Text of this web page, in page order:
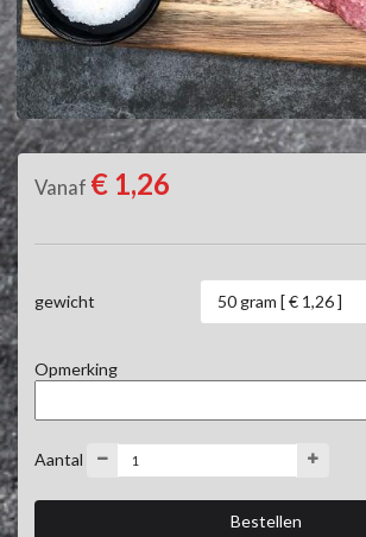
Vanaf € 1,26
gewicht 50 gram [ € 1,26 ]
Opmerking
Aantal